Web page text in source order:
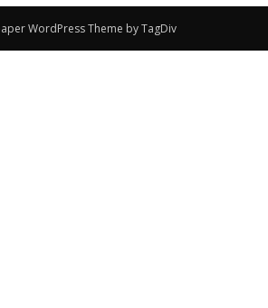
WordPress Theme by TagDiv